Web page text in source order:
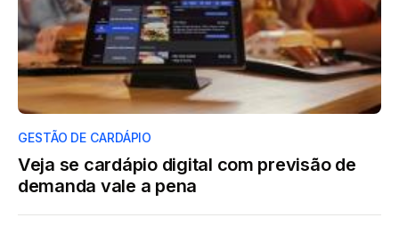
GESTÃO DE CARDÁPIO
Veja se cardápio digital com previsão de
demanda vale a pena